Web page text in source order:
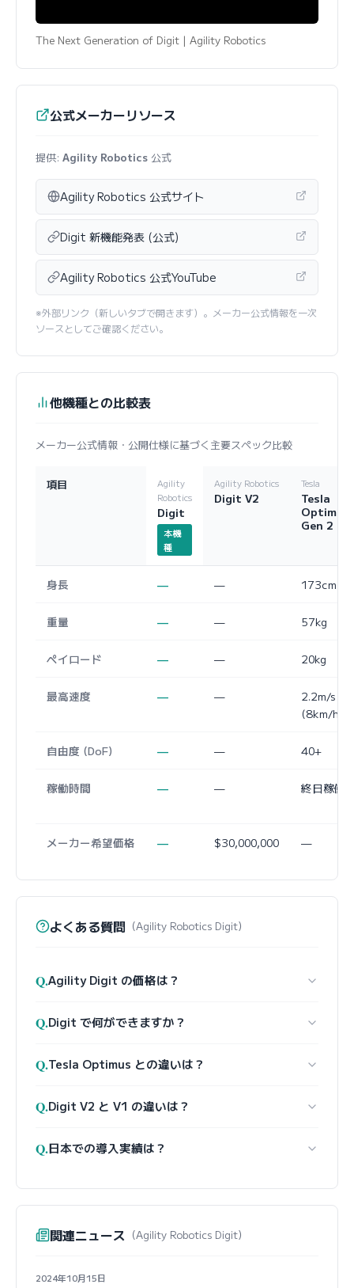
The Next Generation of Digit | Agility Robotics
公式メーカーリソース
提供: Agility Robotics 公式
Agility Robotics 公式サイト
Digit 新機能発表 (公式)
Agility Robotics 公式YouTube
※外部リンク（新しいタブで開きます）。メーカー公式情報を一次
ソースとしてご確認ください。
他機種との比較表
メーカー公式情報・公開仕様に基づく主要スペック比較
項目
Agility
Robotics
Digit
本機
種
Agility Robotics
Digit V2
Tesla
Tesla
Optimus
Gen 2
身長 — — 173cm
重量 — — 57kg
ペイロード — — 20kg
最高速度 — —
2.2m/s
(8km/h)
自由度 (DoF) — — 40+
稼働時間 — — 終日稼働
メーカー希望価格 — $30,000,000 —
よくある質問 （Agility Robotics Digit）
Q.Agility Digit の価格は？
Q.Digit で何ができますか？
Q.Tesla Optimus との違いは？
Q.Digit V2 と V1 の違いは？
Q.日本での導入実績は？
関連ニュース （Agility Robotics Digit）
2024年10月15日